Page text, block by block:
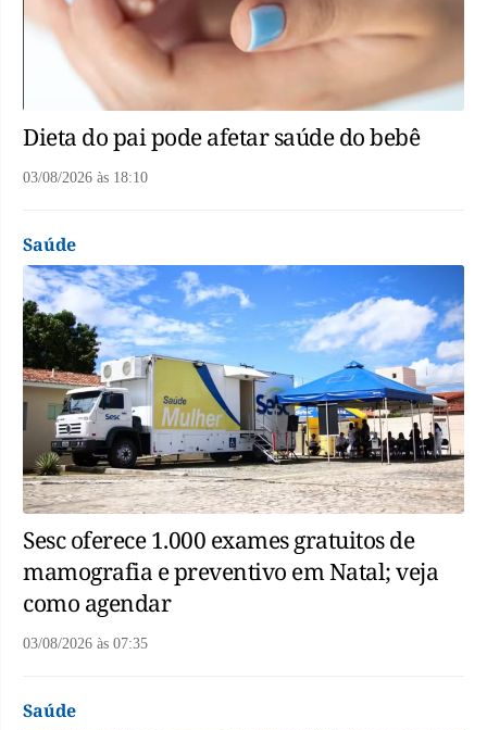
Dieta do pai pode afetar saúde do bebê
03/08/2026 às 18:10
Saúde
Sesc oferece 1.000 exames gratuitos de
mamografia e preventivo em Natal; veja
como agendar
03/08/2026 às 07:35
Saúde